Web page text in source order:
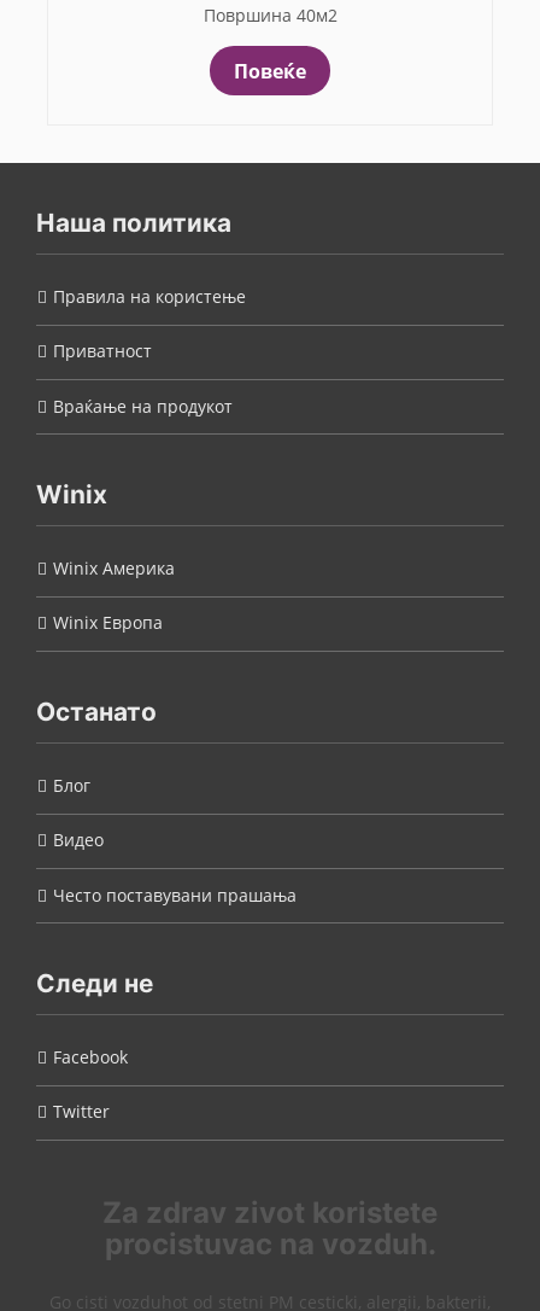
Површина 40м2
Повеќе
Наша политика
Правила на користење
Приватност
Враќање на продукот
Winix
Winix Америка
Winix Европа
Останато
Блог
Видео
Често поставувани прашања
Следи не
Facebook
Twitter
Za zdrav zivot koristete
procistuvac na vozduh.
Go cisti vozduhot od stetni PM cesticki, alergii, bakterii,